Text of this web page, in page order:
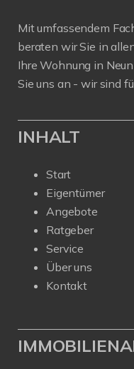
Mit umfassendem
beraten wir Sie in
Ihre Wohnung in
Sie uns an - wir sind
INHALT
Start
Eigentümer
Angebote
Ratgeber
Service
Über uns
Kontakt